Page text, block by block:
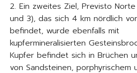
2. Ein zweites Ziel, Previsto
und 3), das sich 4 km nördlich
befindet, wurde ebenfalls mit
kupfermineralisierten
Kupfer befindet sich in Brüchen
von Sandsteinen, porphyrischem